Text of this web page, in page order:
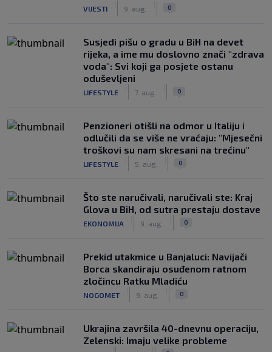
VIJESTI 9. aug. 0
Susjedi pišu o gradu u BiH na devet
rijeka, a ime mu doslovno znači "zdrava
voda": Svi koji ga posjete ostanu
oduševljeni
LIFESTYLE 7. aug. 0
Penzioneri otišli na odmor u Italiju i
odlučili da se više ne vraćaju: "Mjesečni
troškovi su nam skresani na trećinu"
LIFESTYLE 5. aug. 0
Što ste naručivali, naručivali ste: Kraj
Glova u BiH, od sutra prestaju dostave
EKONOMIJA 9. aug. 0
Prekid utakmice u Banjaluci: Navijači
Borca skandiraju osuđenom ratnom
zločincu Ratku Mladiću
NOGOMET 9. aug. 0
Ukrajina završila 40-dnevnu operaciju,
Zelenski: Imaju velike probleme